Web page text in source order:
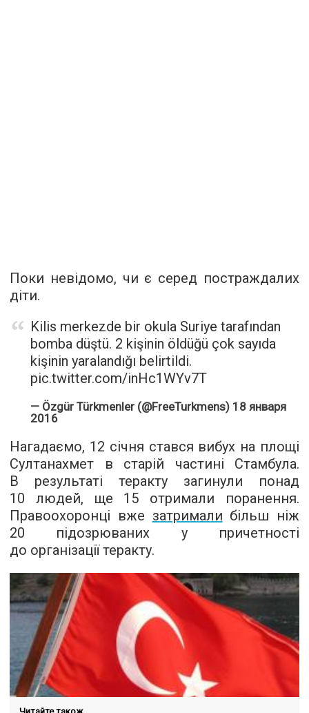
Поки невідомо, чи є серед постраждалих
діти.
Kilis merkezde bir okula Suriye tarafından
bomba düştü. 2 kişinin öldüğü çok sayıda
kişinin yaralandığı belirtildi.
pic.twitter.com/inHc1WYv7T
— Özgür Türkmenler (@FreeTurkmens) 18 января
2016
Нагадаємо, 12 січня стався вибух на площі
Султанахмет в старій частині Стамбула.
В результаті теракту загинули понад
10 людей, ще 15 отримали поранення.
Правоохоронці вже затримали більш ніж
20 підозрюваних у причетності
до організації теракту.
Читайте також